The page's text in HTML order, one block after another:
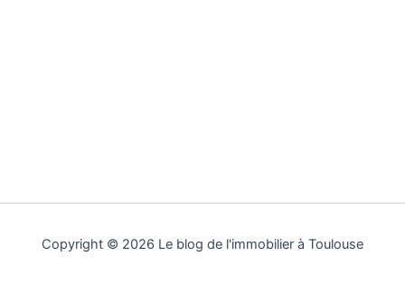
Copyright © 2026 Le blog de l'immobilier à Toulouse